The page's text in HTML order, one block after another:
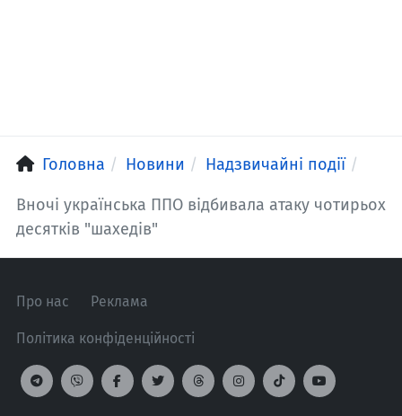
Головна Новини Надзвичайні події
Вночі українська ППО відбивала атаку чотирьох
десятків "шахедів"
Про нас Реклама
Політика конфіденційності